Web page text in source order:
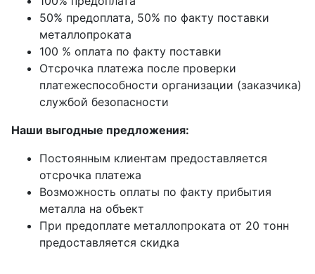
50% предоплата, 50% по факту поставки
металлопроката
100 % оплата по факту поставки
Отсрочка платежа после проверки
платежеспособности организации (заказчика)
службой безопасности
Наши выгодные предложения:
Постоянным клиентам предоставляется
отсрочка платежа
Возможность оплаты по факту прибытия
металла на объект
При предоплате металлопроката от 20 тонн
предоставляется скидка